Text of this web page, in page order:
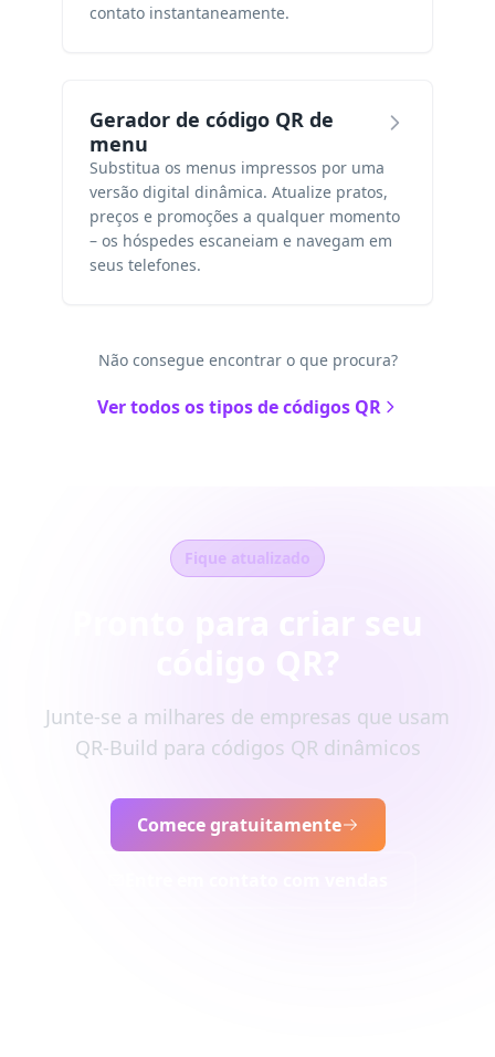
contato instantaneamente.
Gerador de código QR de
menu
Substitua os menus impressos por uma
versão digital dinâmica. Atualize pratos,
preços e promoções a qualquer momento
– os hóspedes escaneiam e navegam em
seus telefones.
Não consegue encontrar o que procura?
Ver todos os tipos de códigos QR
Fique atualizado
Junte-se a milhares de empresas que usam
QR-Build para códigos QR dinâmicos
Comece gratuitamente